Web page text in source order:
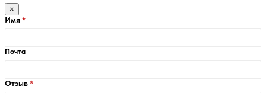
×
Имя
Почта
Отзыв